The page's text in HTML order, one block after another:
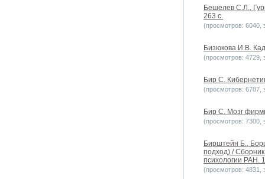
Бешелев С.Л.,
263 с.
(просмотров: 6040,
Бизюкова И.В.
(просмотров: 4729,
Бир С.
(просмотров: 6787,
Бир С. Мозг
(просмотров: 7300,
Бирштейн Б.,
подход) /
психологии РАН.
(просмотров: 4831,